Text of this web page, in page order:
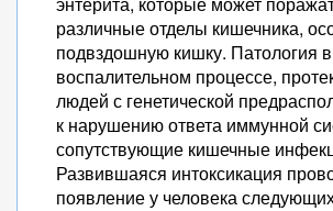
различные отделы кишечника,
подвздошную кишку. Патология
воспалительном процессе,
людей с генетической
к нарушению ответа иммунной
сопутствующие кишечные
Развившаяся интоксикация
появление у человека